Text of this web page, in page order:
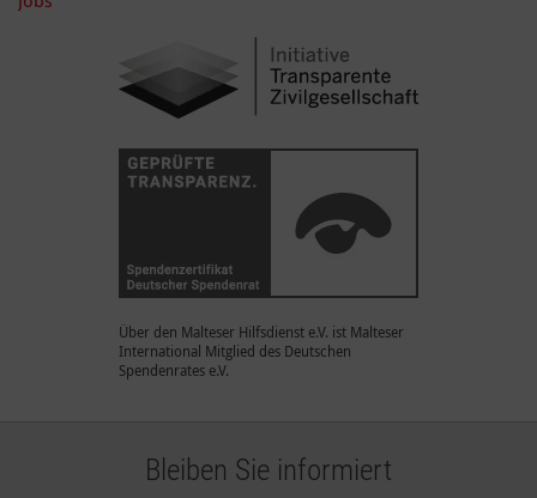
Über den Malteser Hilfsdienst e.V. ist Malteser
International Mitglied des Deutschen
Spendenrates e.V.
Bleiben Sie informiert